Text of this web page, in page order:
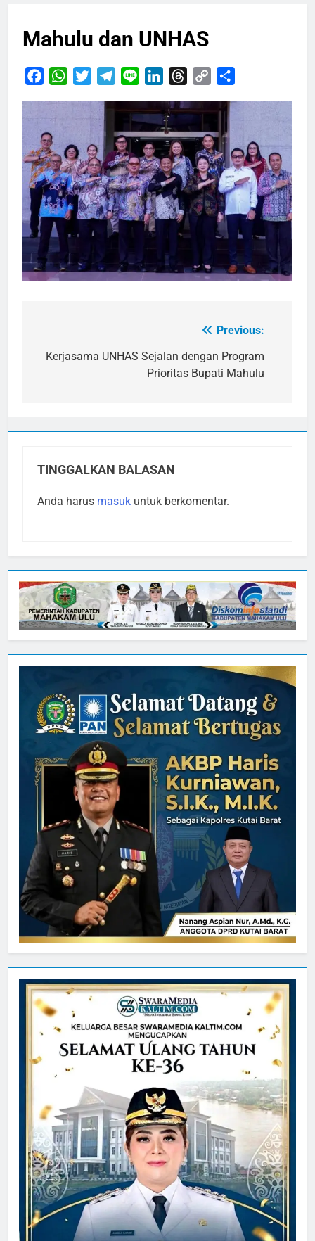
Mahulu dan UNHAS
FacebookWhatsApp
TwitterTelegram
Line LinkedInThreads
Copy
pos
Previous:
Kerjasama UNHAS Sejalan dengan Program
Prioritas Bupati Mahulu
TINGGALKAN BALASAN
Anda harus masuk untuk berkomentar.